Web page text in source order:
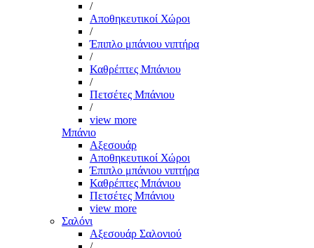
/
Αποθηκευτικοί Χώροι
/
Έπιπλο μπάνιου νιπτήρα
/
Καθρέπτες Μπάνιου
/
Πετσέτες Μπάνιου
/
view more
Μπάνιο
Αξεσουάρ
Αποθηκευτικοί Χώροι
Έπιπλο μπάνιου νιπτήρα
Καθρέπτες Μπάνιου
Πετσέτες Μπάνιου
view more
Σαλόνι
Αξεσουάρ Σαλονιού